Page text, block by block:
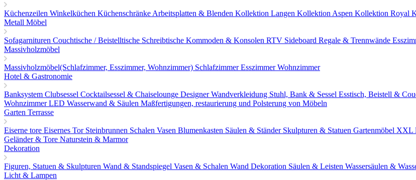
Küchenzeilen Winkelküchen Küchenschränke Arbeitsplatten & Blenden Kollektion Langen Kollektion Aspen Kollektion Royal
Metall Möbel
Sofagarnituren Couchtische / Beistelltische Schreibtische Kommoden & Konsolen RTV Sideboard Regale & Trennwände
Massivholzmöbel
Massivholzmöbel(Schlafzimmer, Esszimmer, Wohnzimmer) SchlafzimmerEsszimmerWohnzimmer
Hotel & Gastronomie
Banksystem Clubsessel Cocktailsessel & Chaiselounge Designer Wandverkleidung Stuhl, Bank & Sessel Esstisch, Beistell &
WohnzimmerLED Wasserwand & Säulen Maßfertigungen, restaurierung und Polsterung von Möbeln
Garten Terrasse
Eiserne tore Eisernes Tor Steinbrunnen Schalen Vasen Blumenkasten Säulen & Ständer Skulpturen & Statuen Gartenmöbel XXL
Geländer & Tore Naturstein & Marmor
Dekoration
Figuren, Statuen & Skulpturen Wand & Standspiegel Vasen & Schalen Wand Dekoration Säulen & Leisten Wassersäulen &
Licht & Lampen